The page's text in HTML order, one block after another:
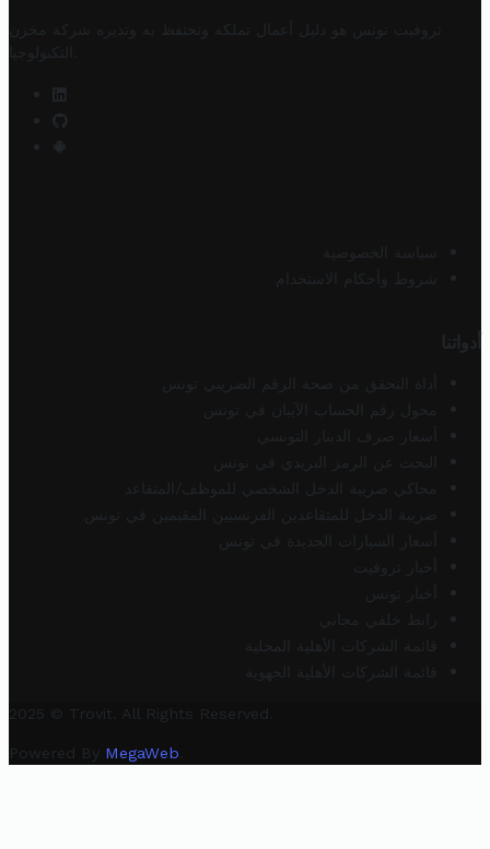
تروفيت تونس هو دليل أعمال تملكه وتحتفظ به وتديره
شركة مخزن
التكنولوجيا
سياسة الخصوصية
شروط وأحكام الاستخدام
أدواتنا
أداة التحقق من صحة الرقم الضريبي تونس
محول رقم الحساب الآيبان في تونس
أسعار صرف الدينار التونسي
البحث عن الرمز البريدي في تونس
محاكي ضريبة الدخل الشخصي للموظف/المتقاعد
ضريبة الدخل للمتقاعدين الفرنسيين المقيمين في تونس
أسعار السيارات الجديدة في تونس
أخبار تروفيت
أخبار تونس
رابط خلفي مجاني
قائمة الشركات الأهلية المحلية
قائمة الشركات الأهلية الجهوية
2025 © Trovit. All Rights Reserved.
Powered By MegaWeb